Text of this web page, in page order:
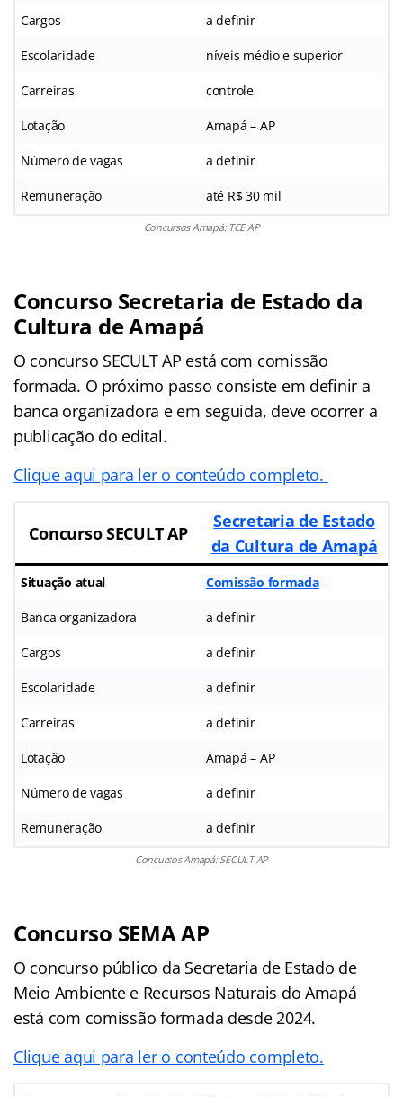
Cargos a definir
Escolaridade níveis médio e superior
Carreiras controle
Lotação Amapá – AP
Número de vagas a definir
Remuneração até R$ 30 mil
Concursos Amapá: TCE AP
Concurso Secretaria de Estado da
Cultura de Amapá
O concurso SECULT AP está com comissão
formada. O próximo passo consiste em definir a
banca organizadora e em seguida, deve ocorrer a
publicação do edital.
Clique aqui para ler o conteúdo completo.
Concurso SECULT AP
Secretaria de Estado
da Cultura de Amapá
Situação atual Comissão formada
Banca organizadora a definir
Cargos a definir
Escolaridade a definir
Carreiras a definir
Lotação Amapá – AP
Número de vagas a definir
Remuneração a definir
Concursos Amapá: SECULT AP
Concurso SEMA AP
O concurso público da Secretaria de Estado de
Meio Ambiente e Recursos Naturais do Amapá
está com comissão formada desde 2024.
Clique aqui para ler o conteúdo completo.